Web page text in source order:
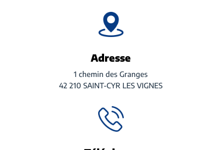
Adresse
1 chemin des Granges
42 210 SAINT-CYR LES VIGNES